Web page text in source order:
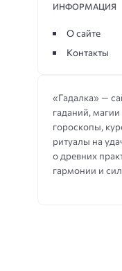
«Гадалка» —
гаданий,
гороскопы,
ритуалы на
о древних
гармонии и
ИНФОРМАЦИЯ
О сайте
Контакты